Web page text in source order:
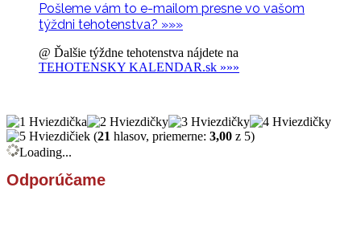
Pošleme vám to e-mailom presne vo vašom
týždni tehotenstva? »»»
@ Ďalšie týždne tehotenstva nájdete na
TEHOTENSKY KALENDAR.sk »»»
(21 hlasov, priemerne: 3,00 z 5)
Loading...
Odporúčame